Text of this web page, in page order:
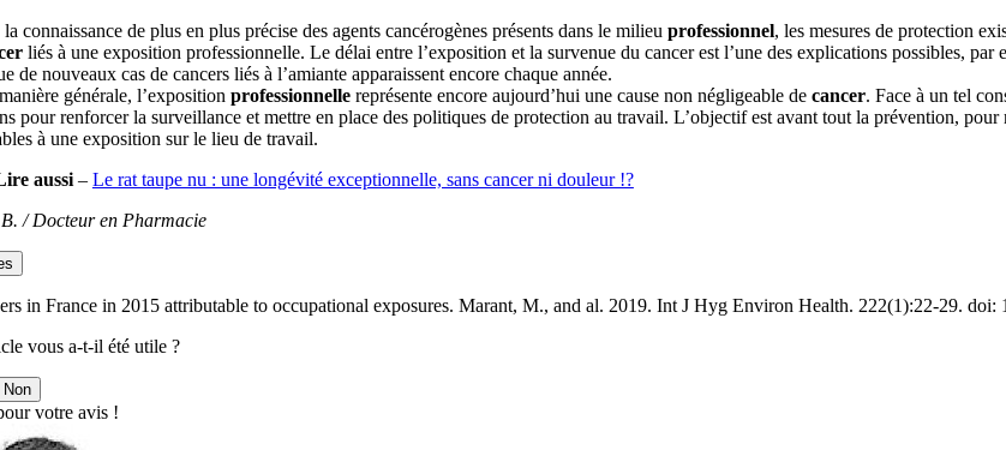
connaissance de plus en plus précise des agents cancérogènes présents dans le milieu professionnel, les mesures de protection
liés à une exposition professionnelle. Le délai entre l’exposition et la survenue du cancer est l’une des explications possibles, par
de nouveaux cas de cancers liés à l’amiante apparaissent encore chaque année.
générale, l’exposition professionnelle représente encore aujourd’hui une cause non négligeable de cancer. Face à un tel
pour renforcer la surveillance et mettre en place des politiques de protection au travail. L’objectif est avant tout la prévention,
à une exposition sur le lieu de travail.
aussi– Le rat taupe nu : une longévité exceptionnelle, sans cancer ni douleur !?
/ Docteur en Pharmacie
in France in 2015 attributable to occupational exposures. Marant, M., and al. 2019. Int J Hyg Environ Health. 222(1):22-29. doi:
vous a-t-il été utile ?
Non
votre avis !